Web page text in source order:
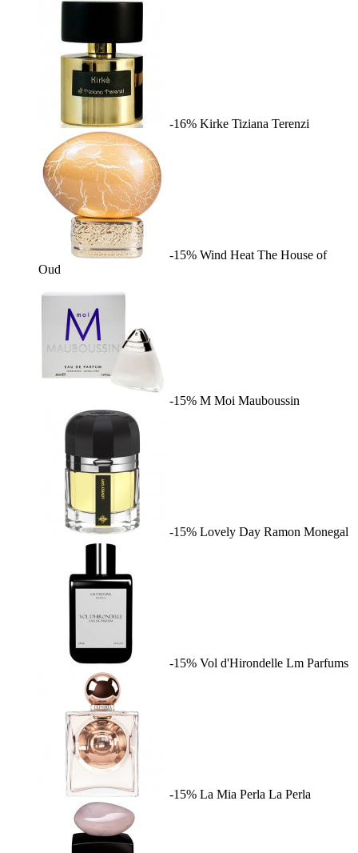
-16% Kirke Tiziana Terenzi
-15% Wind Heat The House of
Oud
-15% M Moi Mauboussin
-15% Lovely Day Ramon Monegal
-15% Vol d'Hirondelle Lm Parfums
-15% La Mia Perla La Perla